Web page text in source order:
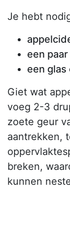
Je hebt
een
een glas
Giet wat
voeg 2-3
zoete geur
aantrekken,
breken,
kunnen